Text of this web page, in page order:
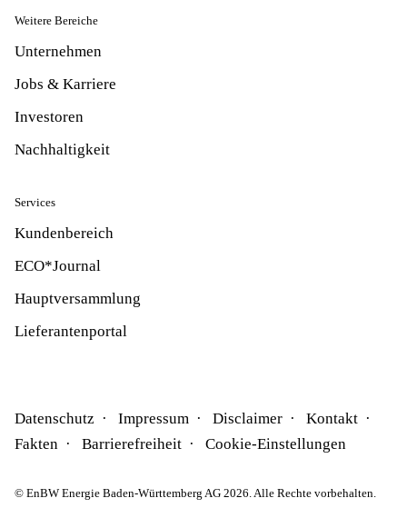
Weitere Bereiche
Unternehmen
Jobs & Karriere
Investoren
Nachhaltigkeit
Services
Kundenbereich
ECO*Journal
Hauptversammlung
Lieferantenportal
Datenschutz Impressum Disclaimer
Kontakt
Fakten
Barrierefreiheit Cookie-Einstellungen
© EnBW Energie Baden-Württemberg AG 2026. Alle Rechte vorbehalten.